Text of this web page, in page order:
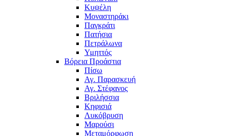
Κυψέλη
Μοναστηράκι
Παγκράτι
Πατήσια
Πετράλωνα
Υμηττός
Βόρεια Προάστια
Πίσω
Αγ. Παρασκευή
Αγ. Στέφανος
Βριλήσσια
Κηφισιά
Λυκόβρυση
Μαρούσι
Μεταμόρφωση